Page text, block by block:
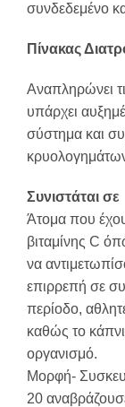
συνδεδεμένο
Πίνακας
Αναπληρώνει
υπάρχει
σύστημα και
Συνιστάται σε
Άτομα που
βιταμίνης C
να
επιρρεπή σε
περίοδο,
καθώς το
οργανισμό.
Μορφή-
20